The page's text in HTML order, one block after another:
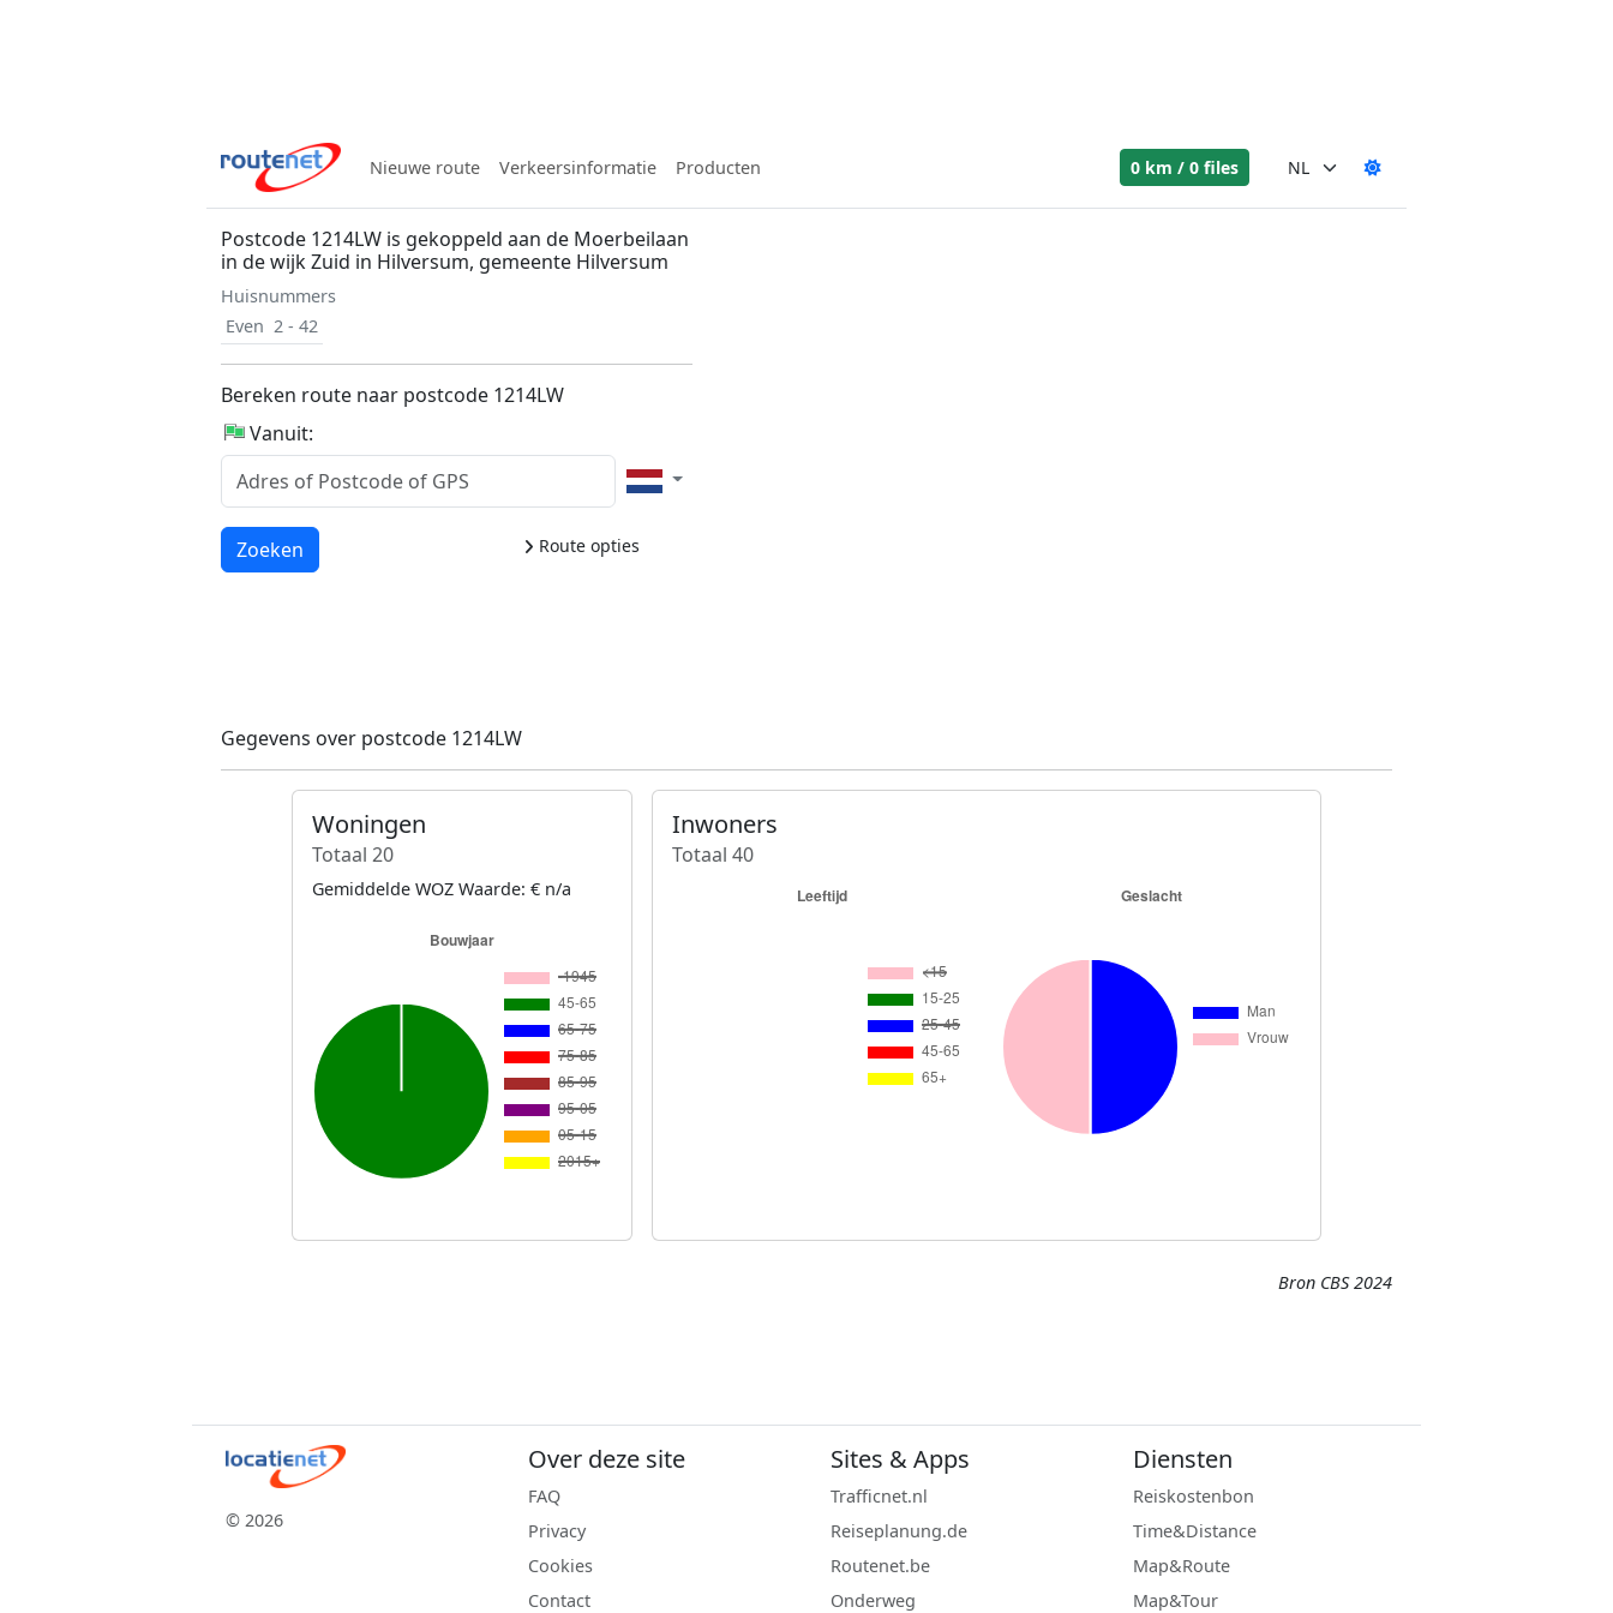
Nieuwe route Verkeersinformatie Producten 0 km / 0 files
Postcode 1214LW is gekoppeld aan de Moerbeilaan
in de wijk Zuid in Hilversum, gemeente Hilversum
Huisnummers
Even 2 - 42
Bereken route naar postcode 1214LW
Vanuit:
Route opties
Laden...
Zoeken
Gegevens over postcode 1214LW
Woningen
Totaal 20
Gemiddelde WOZ Waarde: € n/a
Inwoners
Totaal 40
Bron CBS 2024
© 2026
Over deze site
FAQ
Privacy
Cookies
Contact
Sites & Apps
Trafficnet.nl
Reiseplanung.de
Routenet.be
Onderweg
Diensten
Reiskostenbon
Time&Distance
Map&Route
Map&Tour